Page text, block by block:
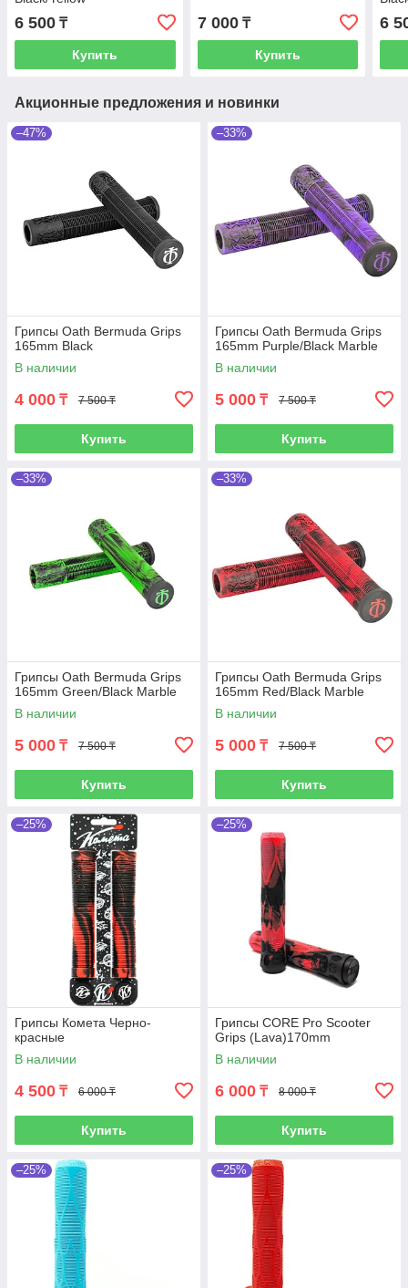
6 500 ₸
Купить
7 000₸
Купить
6
Акционные предложения и новинки
–47%
Грипсы Oath Bermuda Grips
165mm Black
В наличии
4 000 ₸ 7 500 ₸
Купить
–33%
Грипсы Oath Bermuda Grips
165mm Purple/Black Marble
В наличии
5 000 ₸ 7 500 ₸
Купить
–33%
Грипсы Oath Bermuda Grips
165mm Green/Black Marble
В наличии
5 000 ₸ 7 500 ₸
Купить
–33%
Грипсы Oath Bermuda Grips
165mm Red/Black Marble
В наличии
5 000 ₸ 7 500 ₸
Купить
–25%
Грипсы Комета Черно-
красные
В наличии
4 500 ₸ 6 000 ₸
Купить
–25%
Грипсы CORE Pro Scooter
Grips (Lava)170mm
В наличии
6 000 ₸ 8 000 ₸
Купить
–25% –25%